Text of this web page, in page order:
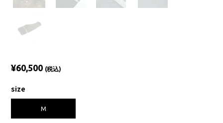
¥60,500 (税込)
size
M